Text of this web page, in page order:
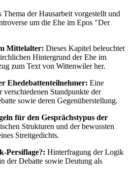
der Hausarbeit vorgestellt und
um die Ehe im Epos "Der
Mittelalter: Dieses Kapitel beleuchtet
Hintergrund der Ehe im
zum Text von Wittenwiler her.
Ehedebattenteilnehmer: Eine
Standpunkte der
sowie deren Gegenüberstellung.
für den Gesprächstypus der
Strukturen und der bewussten
Streitgedichts.
Persiflage?: Hinterfragung der Logik
der Debatte sowie Deutung als